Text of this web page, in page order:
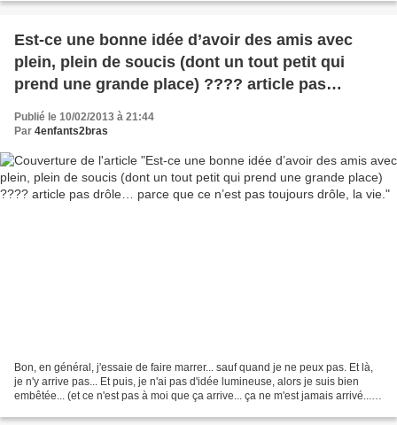
Est-ce une bonne idée d’avoir des amis avec
plein, plein de soucis (dont un tout petit qui
prend une grande place) ???? article pas
vie.
Publié le 10/02/2013 à 21:44
Par 4enfants2bras
Bon, en général, j'essaie de faire marrer... sauf quand je ne peux pas. Et là,
je n'y arrive pas... Et puis, je n'ai pas d'idée lumineuse, alors je suis bien
embêtée... (et ce n'est pas à moi que ça arrive... ça ne m'est jamais arrivé... et